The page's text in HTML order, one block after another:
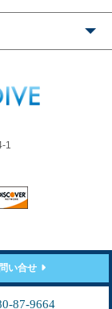
1
問い合せ
87-9664